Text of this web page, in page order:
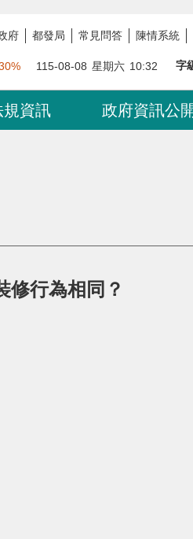
府 都發局 常見問答 陳情系統
115-08-08 星期六 10:32 字
規資訊 政府資訊公開
修行為相同？